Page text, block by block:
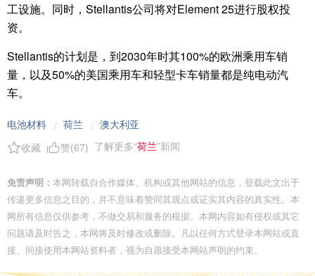
工设施。同时，Stellantis公司将对Element 25进行股权投
资。
Stellantis的计划是，到2030年时其100%的欧洲乘用车销
量，以及50%的美国乘用车和轻型卡车销量都是纯电动汽
车。
电池材料 / 荷兰 / 澳大利亚
收藏
赞(67) 了解更多“荷兰”新闻
免责声明： 本网转载自合作媒体、机构或其他网站的信息，登载此文出于
传递更多信息之目的，并不意味着赞同其观点或证实其内容的真实性。本
网所有信息仅供参考，不做交易和服务的根据。本网内容如有侵权或其它
问题请及时告之，本网将及时修改或删除。凡以任何方式登录本网站或直
接、间接使用本网站资料者，视为自愿接受本网站声明的约束。